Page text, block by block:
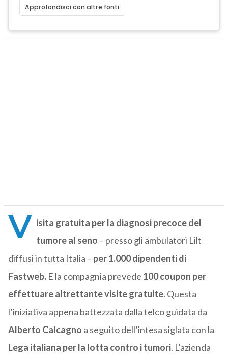
Approfondisci con altre fonti
V isita gratuita per la diagnosi precoce del
tumore al seno – presso gli ambulatori Lilt
diffusi in tutta Italia – per 1.000 dipendenti di
Fastweb.E la compagnia prevede 100 coupon per
effettuare altrettante visite gratuite. Questa
l’iniziativa appena battezzata dalla telco guidata da
Alberto Calcagno a seguito dell’intesa siglata con la
Lega italiana per la lotta contro i tumori. L’azienda